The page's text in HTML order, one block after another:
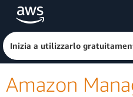
Passa al contenuto principale
Fai clic qui per tornare
Inizia a utilizzarlo
Amazon